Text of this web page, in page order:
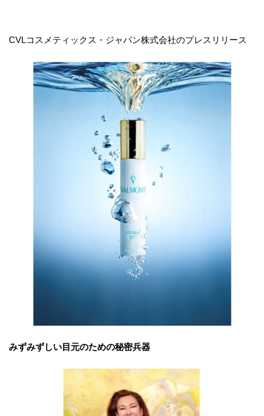
CVLコスメティックス・ジャパン株式会社のプレスリリース
みずみずしい目元のための秘密兵器